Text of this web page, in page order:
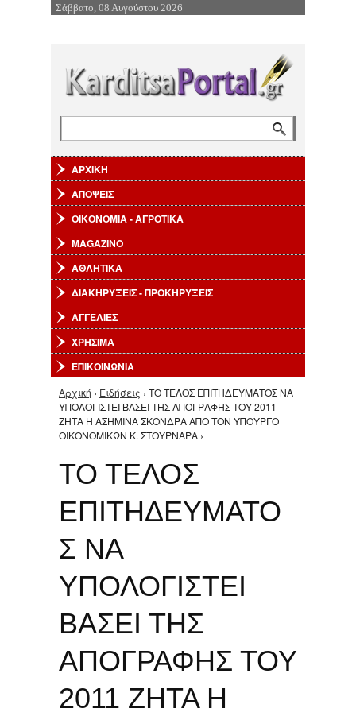
Επιστροφή στην Πλοήγηση
Σάββατο, 08 Αυγούστου 2026
ΑΡΧΙΚΗ
ΑΠΟΨΕΙΣ
ΟΙΚΟΝΟΜΙΑ - ΑΓΡΟΤΙΚΑ
MAGAZINO
ΑΘΛΗΤΙΚΑ
ΔΙΑΚΗΡΥΞΕΙΣ - ΠΡΟΚΗΡΥΞΕΙΣ
ΑΓΓΕΛΙΕΣ
ΧΡΗΣΙΜΑ
ΕΠΙΚΟΙΝΩΝΙΑ
Είστε εδώ
Αρχική › Ειδήσεις › ΤΟ ΤΕΛΟΣ ΕΠΙΤΗΔΕΥΜΑΤΟΣ ΝΑ
ΥΠΟΛΟΓΙΣΤΕΙ ΒΑΣΕΙ ΤΗΣ ΑΠΟΓΡΑΦΗΣ ΤΟΥ 2011
ΖΗΤΑ Η ΑΣΗΜΙΝΑ ΣΚΟΝΔΡΑ ΑΠΟ ΤΟΝ ΥΠΟΥΡΓΟ
ΟΙΚΟΝΟΜΙΚΩΝ Κ. ΣΤΟΥΡΝΑΡΑ ›
ΤΟ ΤΕΛΟΣ
ΕΠΙΤΗΔΕΥΜΑΤΟ
Σ ΝΑ
ΥΠΟΛΟΓΙΣΤΕΙ
ΒΑΣΕΙ ΤΗΣ
ΑΠΟΓΡΑΦΗΣ ΤΟΥ
2011 ΖΗΤΑ Η